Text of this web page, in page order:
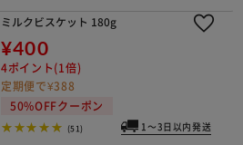
ミルクビスケット 180g
¥400
4ポイント(1倍)
定期便で¥388
50%OFFクーポン
(51) 1～3日以内発送